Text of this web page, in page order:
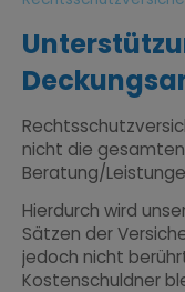
nicht die
Beratung/
Hierdurch wird
Sätzen der
jedoch nicht
Kostenschuldner